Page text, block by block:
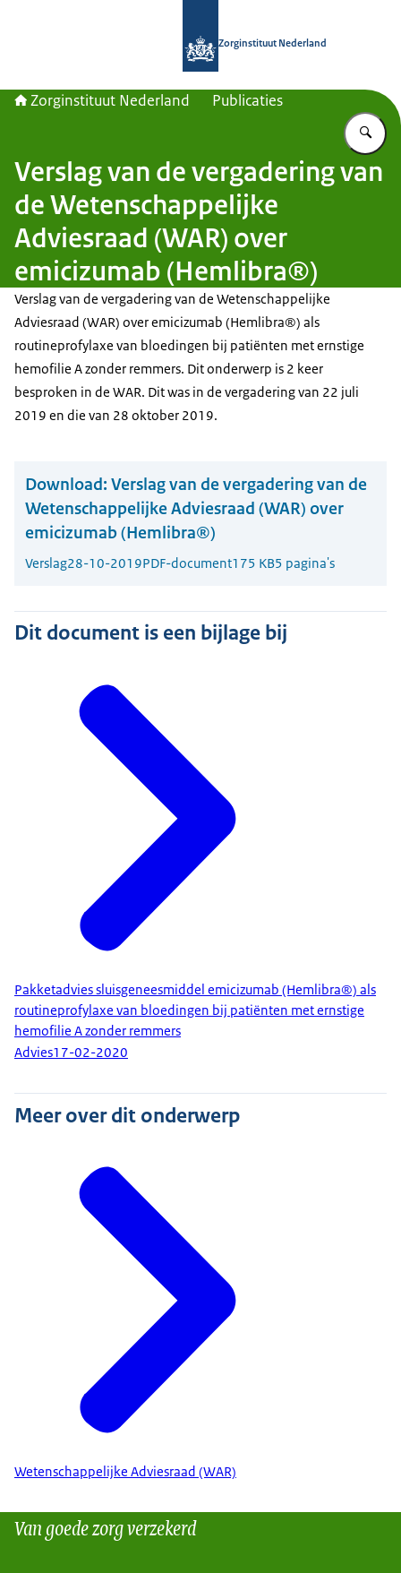
Zorginstituut Nederland
Zorginstituut Nederland Publicaties
Verslag van de vergadering van
de Wetenschappelijke
Adviesraad (WAR) over
emicizumab (Hemlibra®)
Verslag van de vergadering van de Wetenschappelijke
Adviesraad (WAR) over emicizumab (Hemlibra®) als
routineprofylaxe van bloedingen bij patiënten met ernstige
hemofilie A zonder remmers. Dit onderwerp is 2 keer
besproken in de WAR. Dit was in de vergadering van 22 juli
2019 en die van 28 oktober 2019.
Download: Verslag van de vergadering van de
Wetenschappelijke Adviesraad (WAR) over
emicizumab (Hemlibra®)
Verslag28-10-2019PDF-document175 KB5 pagina's
Dit document is een bijlage bij
Pakketadvies sluisgeneesmiddel emicizumab (Hemlibra®) als
routineprofylaxe van bloedingen bij patiënten met ernstige
hemofilie A zonder remmers
Advies17-02-2020
Meer over dit onderwerp
Wetenschappelijke Adviesraad (WAR)
Van goede zorg verzekerd